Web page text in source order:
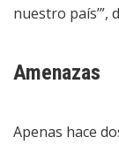
nuestro país’”,
Amenazas
Apenas hace